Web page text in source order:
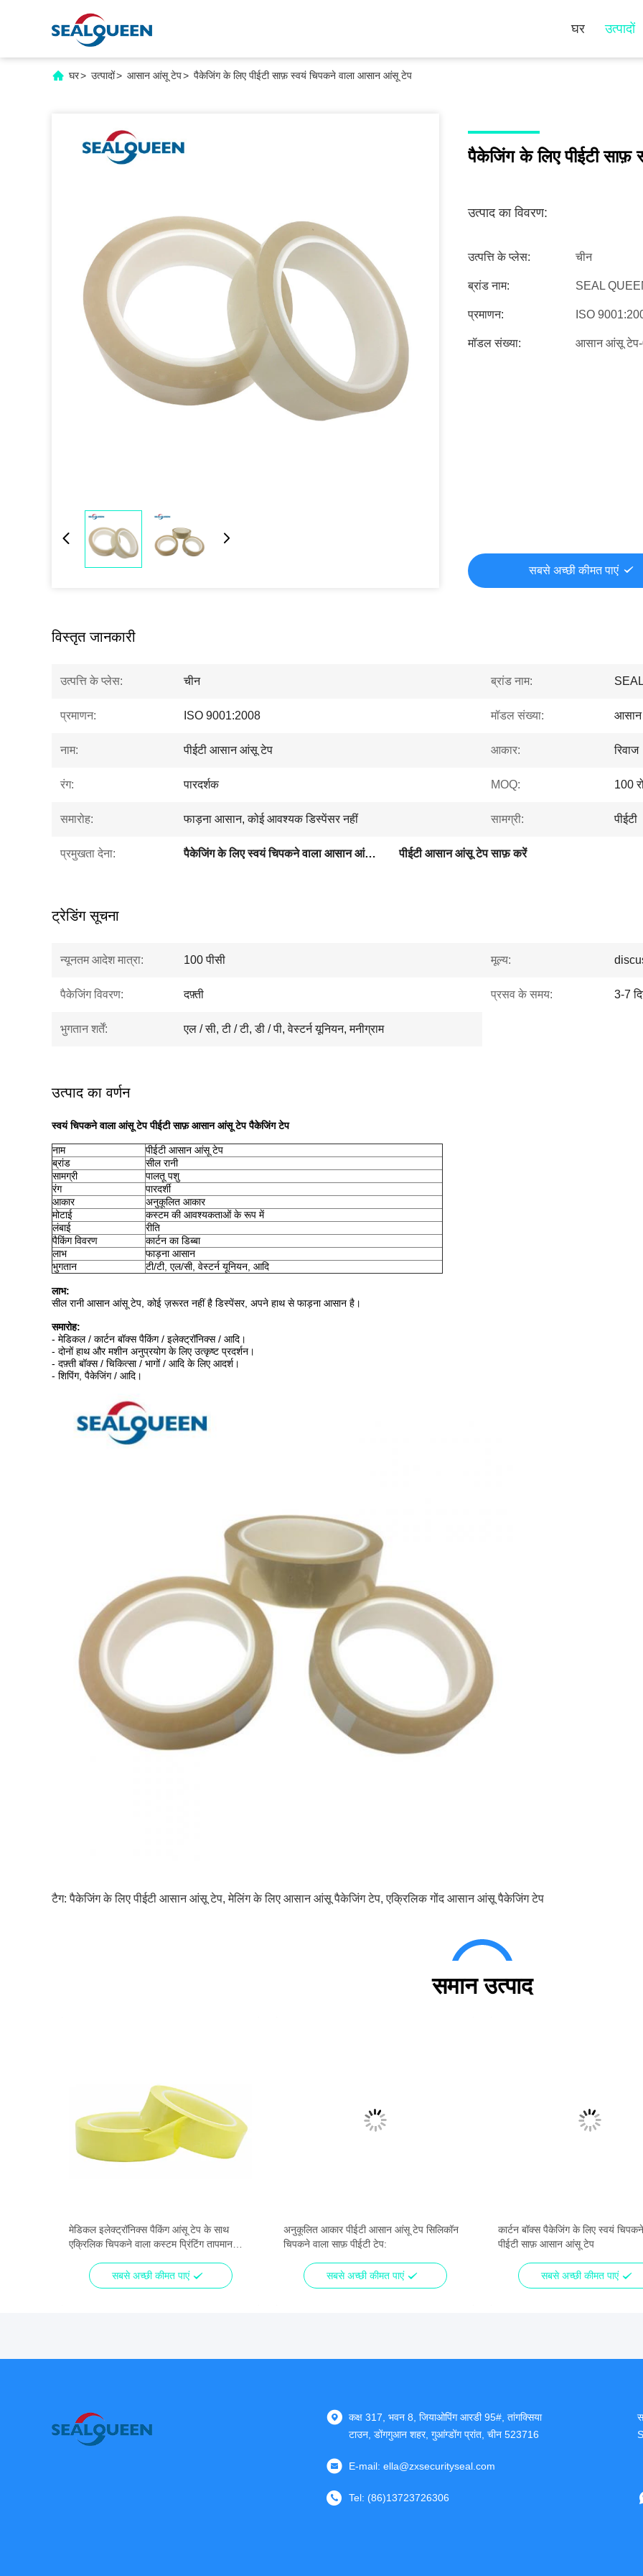
घर उत्पादों
घर> उत्पादों> आसान आंसू टेप> पैकेजिंग के लिए पीईटी साफ़ स्वयं चिपकने वाला आसान आंसू टेप
पैकेजिंग के लिए पीईटी
उत्पाद का विवरण:
उत्पत्ति के प्लेस: चीन
ब्रांड नाम: SEAL
प्रमाणन: ISO
मॉडल संख्या: आसान आंसू
सबसे अच्छी कीमत पाएं
विस्तृत जानकारी
उत्पत्ति के प्लेस: चीन ब्रांड नाम:
प्रमाणन: ISO 9001:2008 मॉडल संख्या:
नाम: पीईटी आसान आंसू टेप आकार: रिवाज
रंग: पारदर्शक MOQ: 100
समारोह: फाड़ना आसान, कोई आवश्यक डिस्पेंसर नहीं सामग्री: पीईटी
प्रमुखता देना: पैकेजिंग के लिए स्वयं चिपकने वाला आसान आंसू टेप पीईटी आसान आंसू टेप साफ़ करें
ट्रेडिंग सूचना
न्यूनतम आदेश मात्रा: 100 पीसी मूल्य:
पैकेजिंग विवरण: दफ़्ती प्रसव के समय: 3-7
भुगतान शर्तें: एल / सी, टी / टी, डी / पी, वेस्टर्न यूनियन, मनीग्राम
उत्पाद का वर्णन
स्वयं चिपकने वाला आंसू टेप पीईटी साफ़ आसान आंसू टेप पैकेजिंग टेप
नाम
पीईटी आसान आंसू टेप
ब्रांड
सील रानी
सामग्री
पालतू पशु
रंग
पारदर्शी
आकार
अनुकूलित आकार
मोटाई
कस्टम की आवश्यकताओं के रूप में
लंबाई
रीति
पैकिंग विवरण
कार्टन का डिब्बा
लाभ
फाड़ना आसान
भुगतान
टी/टी, एल/सी, वेस्टर्न यूनियन, आदि
लाभ:
सील रानी आसान आंसू टेप, कोई ज़रूरत नहीं है डिस्पेंसर, अपने हाथ से फाड़ना आसान है।
समारोह:
- मेडिकल / कार्टन बॉक्स पैकिंग / इलेक्ट्रॉनिक्स / आदि।
- दोनों हाथ और मशीन अनुप्रयोग के लिए उत्कृष्ट प्रदर्शन।
- दफ़्ती बॉक्स / चिकित्सा / भागों / आदि के लिए आदर्श।
- शिपिंग, पैकेजिंग / आदि।
टैग:पैकेजिंग के लिए पीईटी आसान आंसू टेप, मेलिंग के लिए आसान आंसू पैकेजिंग टेप, एक्रिलिक गोंद आसान आंसू पैकेजिंग टेप
समान उत्पाद
मेडिकल इलेक्ट्रॉनिक्स पैकिंग आंसू टेप के साथ
एक्रिलिक चिपकने वाला कस्टम प्रिंटिंग तापमान
सबसे अच्छी कीमत पाएं
अनुकूलित आकार पीईटी आसान आंसू टेप सिलिकॉन
चिपकने वाला साफ़ पीईटी टेप:
सबसे अच्छी कीमत पाएं
कार्टन बॉक्स पैकेजिंग के लिए स्वयं चिपकने
पीईटी साफ़ आसान आंसू टेप
सबसे अच्छी कीमत पाएं
कक्ष 317, भवन 8, जियाओपिंग आरडी 95#, तांगक्सिया
टाउन, डोंगगुआन शहर, गुआंग्डोंग प्रांत, चीन 523716
E-mail: ella@zxsecurityseal.com
Tel: (86)13723726306